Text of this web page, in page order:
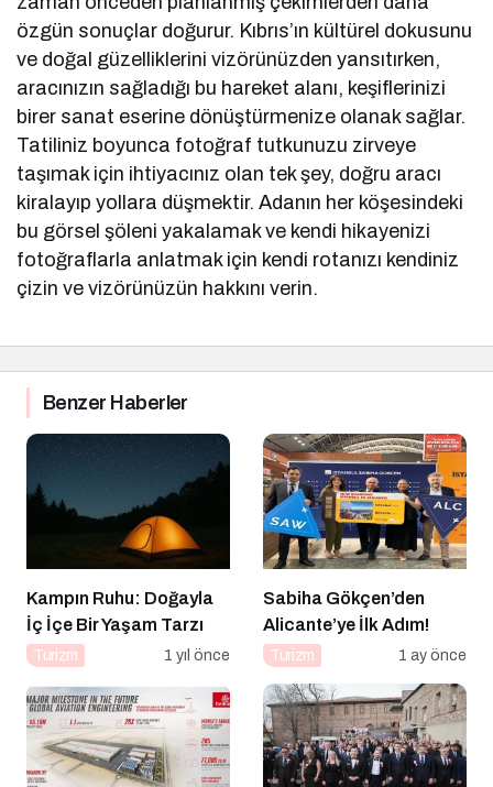
özgün sonuçlar doğurur. Kıbrıs’ın kültürel dokusunu
ve doğal güzelliklerini vizörünüzden yansıtırken,
aracınızın sağladığı bu hareket alanı, keşiflerinizi
birer sanat eserine dönüştürmenize olanak sağlar.
Tatiliniz boyunca fotoğraf tutkunuzu zirveye
taşımak için ihtiyacınız olan tek şey, doğru aracı
kiralayıp yollara düşmektir. Adanın her köşesindeki
bu görsel şöleni yakalamak ve kendi hikayenizi
fotoğraflarla anlatmak için kendi rotanızı kendiniz
çizin ve vizörünüzün hakkını verin.
Benzer Haberler
Kampın Ruhu: Doğayla
İç İçe Bir Yaşam Tarzı
Turizm 1 yıl önce
Sabiha Gökçen’den
Alicante’ye İlk Adım!
Turizm 1 ay önce